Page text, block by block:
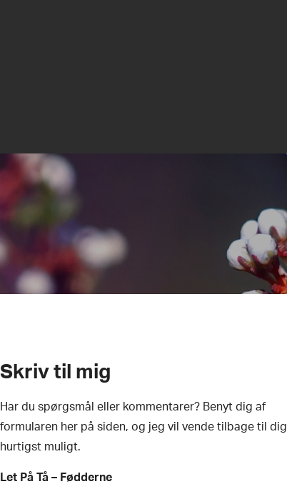
Skriv til mig
Har du spørgsmål eller kommentarer? Benyt dig af
formularen her på siden, og jeg vil vende tilbage til dig
hurtigst muligt.
Let På Tå – Fødderne